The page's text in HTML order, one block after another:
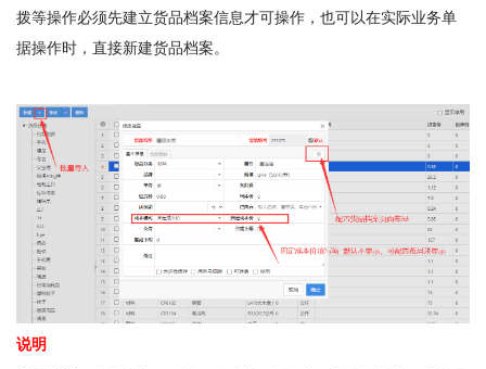
拨等操作必须先建立货品档案信息才可操作，也可以在实际业务单
据操作时，直接新建货品档案。
说明